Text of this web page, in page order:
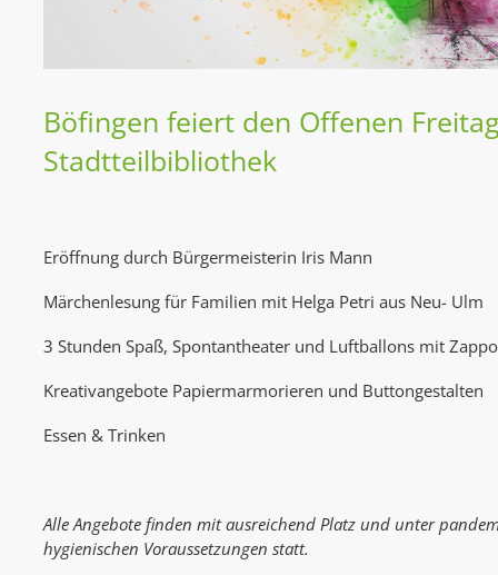
Böfingen feiert den Offenen
Stadtteilbibliothek
Eröffnung durch Bürgermeisterin Iris Mann
Märchenlesung für Familien mit Helga Petri aus Neu- Ulm
3 Stunden Spaß, Spontantheater und Luftballons mit Zappo
Kreativangebote Papiermarmorieren und Buttongestalten
Essen & Trinken
Alle Angebote finden mit ausreichend Platz und unter
hygienischen Voraussetzungen statt.